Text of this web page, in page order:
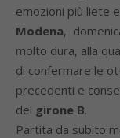
emozioni più liete
Modena,
molto dura, alla
di confermare le
precedenti e
del girone B.
Partita da subito